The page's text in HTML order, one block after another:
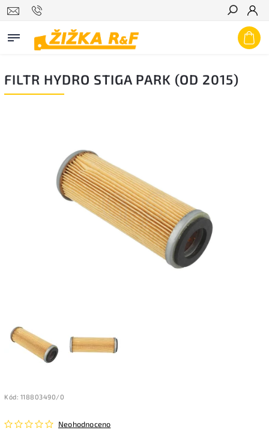
Hledat
FILTR HYDRO STIGA PARK (OD 2015)
Kód: 118803490/0
Neohodnoceno